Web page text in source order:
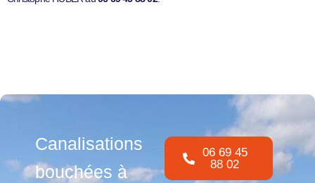
Canalisations
bouchées à
06 69 45
88 02